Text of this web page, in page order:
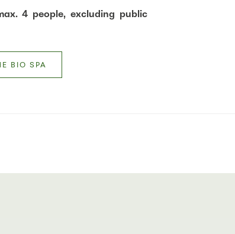
4 people, excluding public
BIO SPA